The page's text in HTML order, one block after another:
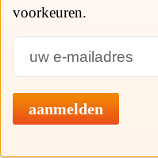
voorkeuren.
aanmelden